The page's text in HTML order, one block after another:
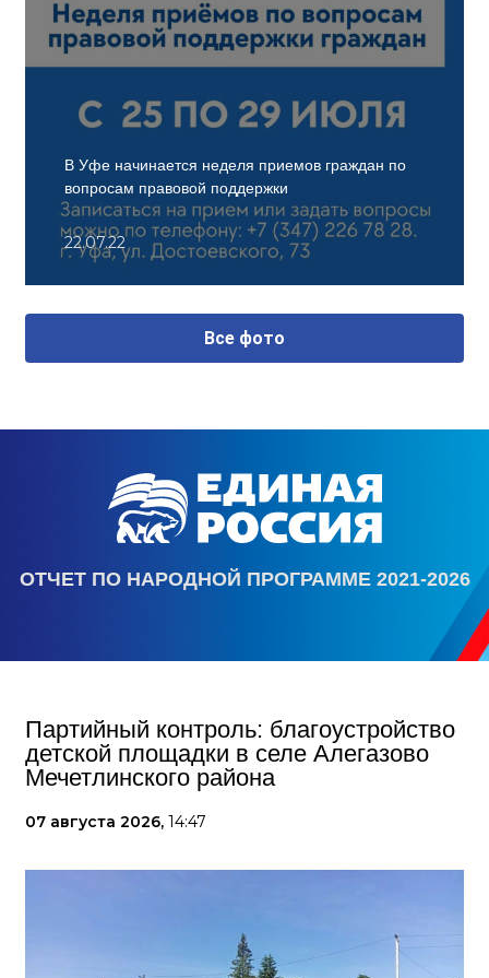
В Уфе начинается неделя приемов граждан по
вопросам правовой поддержки
22.07.22
Все фото
ОТЧЕТ ПО НАРОДНОЙ ПРОГРАММЕ 2021-2026
Партийный контроль: благоустройство
детской площадки в селе Алегазово
Мечетлинского района
07 августа 2026, 14:47